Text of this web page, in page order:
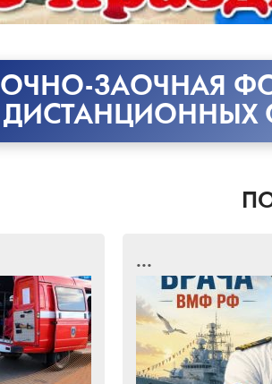
ОЧНО-ЗАОЧНАЯ
ДИСТАНЦИОННЫХ
...